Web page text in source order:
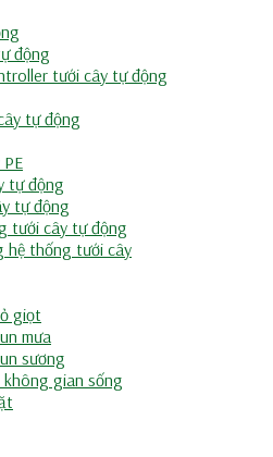
động
tưới cây tự động
tự động
tự động
tự động
tưới cây tự động
hệ thống tưới cây
giọt
mưa
sương
gian sống